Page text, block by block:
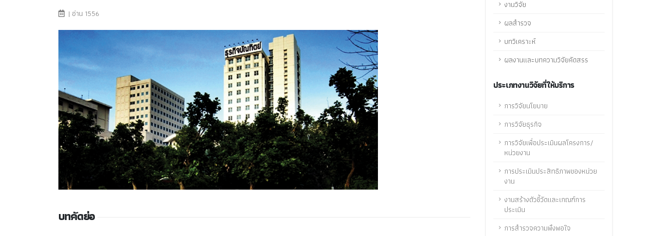
| อ่าน 1556
บทคัดย่อ
งานวิจัย
ผลสำรวจ
บทวิเคราะห์
ผลงานและบทความวิจัยคัดสรร
ประเภทงานวิจัยที่ให้บริการ
การวิจัยนโยบาย
การวิจัยธุรกิจ
การวิจัยเพื่อประเมินผลโครงการ/
หน่วยงาน
การประเมินประสิทธิภาพของหน่วย
งาน
งานสร้างตัวชี้วัดและเกณฑ์การ
ประเมิน
การสำรวจความพึงพอใจ